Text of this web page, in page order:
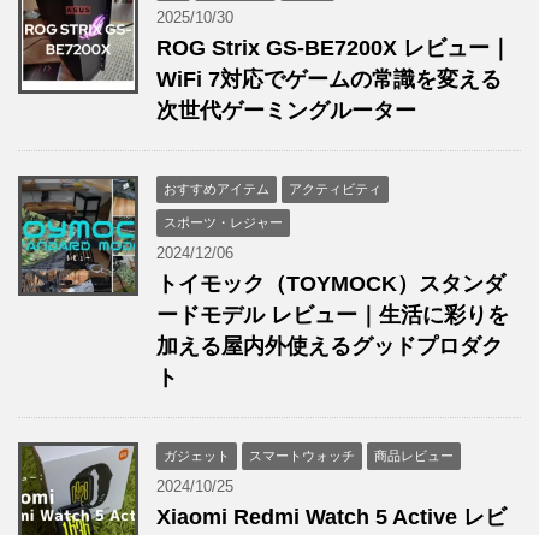
2025/10/30
ROG Strix GS-BE7200X レビュー｜
WiFi 7対応でゲームの常識を変える
次世代ゲーミングルーター
おすすめアイテム アクティビティ
スポーツ・レジャー
2024/12/06
トイモック（TOYMOCK）スタンダ
ードモデル レビュー｜生活に彩りを
加える屋内外使えるグッドプロダク
ト
ガジェット スマートウォッチ 商品レビュー
2024/10/25
Xiaomi Redmi Watch 5 Active レビ